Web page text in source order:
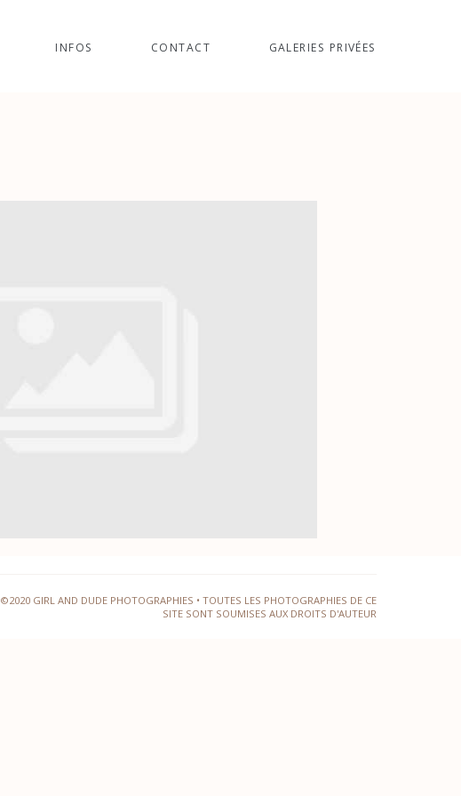
INFOS CONTACT GALERIES PRIVÉES
©2020 GIRL AND DUDE PHOTOGRAPHIES • TOUTES LES PHOTOGRAPHIES DE CE
SITE SONT SOUMISES AUX DROITS D'AUTEUR